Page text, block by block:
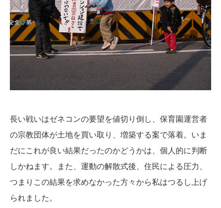
長い戦いはゼネコンの要望を値切り倒し、保育園運営者
の宗教団体が土地を買い取り、増築する案で落着。いま
だにこれが良い結果だったのかどうかは、個人的に判断
しかねます。また、運動の解散式後、住民による圧力、
つまりこの結果を求めなかった方々から私はつるし上げ
られました。